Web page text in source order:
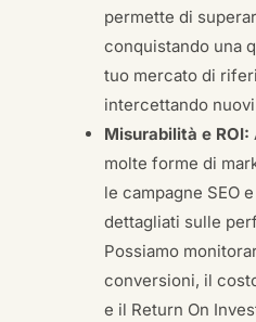
permette di
conquistando una
tuo mercato di
intercettando
Misurabilità e ROI:
molte forme di
le campagne SEO
dettagliati sulle
Possiamo
conversioni, il
e il Return On